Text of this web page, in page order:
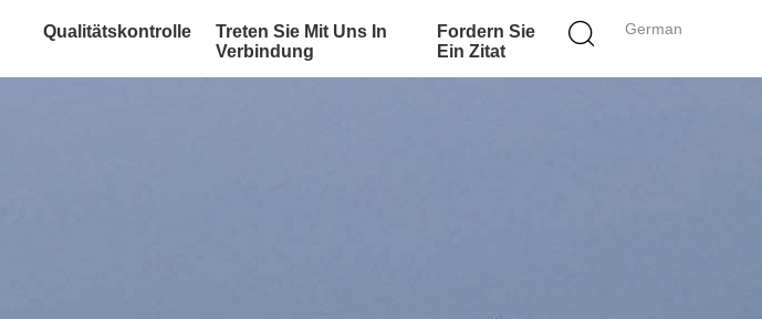
German
Qualitätskontrolle
Treten Sie Mit Uns In
Verbindung
Fordern Sie
Ein Zitat